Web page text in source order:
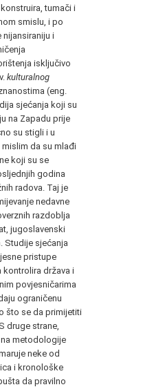
tumači i
smislu, i po
i
isključivo
kulturalnog
(eng.
sjećanja koji su
na Zapadu prije
su stigli i u
da su mlađi
koji su se
godina
radova. Taj je
nedavne
razdoblja
jugoslavenski
Studije sjećanja
pristupe
kontrolira država i
povjesničarima
ograničenu
što se da primijetiti
druge strane,
metodologije
neke od
i kronološke
da pravilno